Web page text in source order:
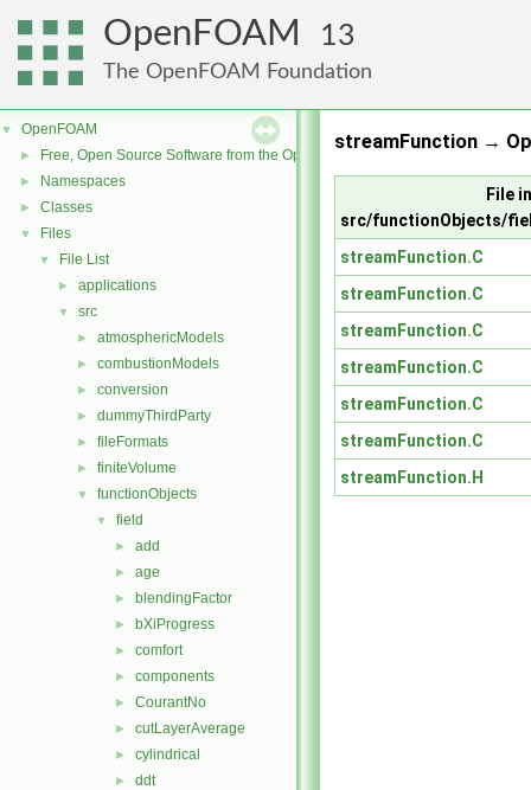
OpenFOAM 13
The OpenFOAM Foundation
▼ OpenFOAM
► Free, Open Source Software from the OpenFOAM Foundation
► Namespaces
► Classes
▼ Files
▼ File List
► applications
▼ src
► atmosphericModels
► combustionModels
► conversion
► dummyThirdParty
► fileFormats
► finiteVolume
▼ functionObjects
▼ field
► add
► age
► blendingFactor
► bXiProgress
► comfort
► components
► CourantNo
► cutLayerAverage
► cylindrical
► ddt
streamFunction →
File in
src/functionObjects/
streamFunction.C
streamFunction.C
streamFunction.C
streamFunction.C
streamFunction.C
streamFunction.C
streamFunction.H